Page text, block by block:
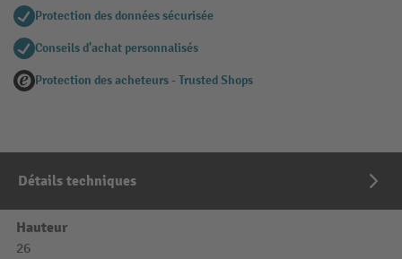
Protection des données sécurisée
Conseils d'achat personnalisés
Protection des acheteurs - Trusted Shops
Détails techniques
Hauteur
26